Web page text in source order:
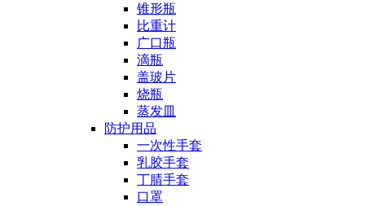
锥形瓶
比重计
广口瓶
滴瓶
盖玻片
烧瓶
蒸发皿
防护用品
一次性手套
乳胶手套
丁腈手套
口罩